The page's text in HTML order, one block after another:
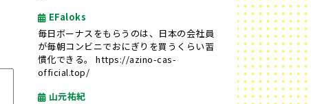
EFaloks
毎日ボーナスをもらうのは、日本の会社員
が毎朝コンビニでおにぎりを買うくらい習
慣化できる。https://azino-cas-
official.top/
山元祐紀